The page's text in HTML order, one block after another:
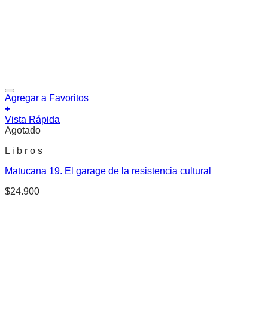
Agregar a Favoritos
+
Vista Rápida
Agotado
L i b r o s
Matucana 19. El garage de la resistencia cultural
$24.900